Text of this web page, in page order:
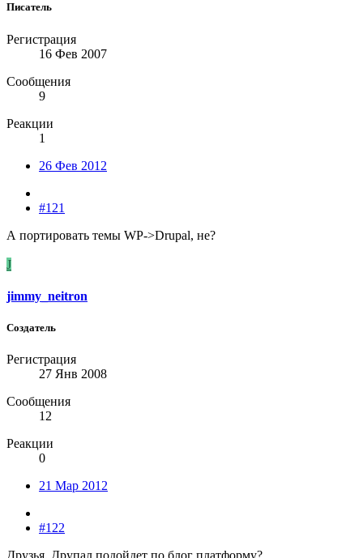
Писатель
Регистрация
16 Фев 2007
Сообщения
9
Реакции
1
26 Фев 2012
#121
А портировать темы WP->Drupal, не?
J
jimmy_neitron
Создатель
Регистрация
27 Янв 2008
Сообщения
12
Реакции
0
21 Мар 2012
#122